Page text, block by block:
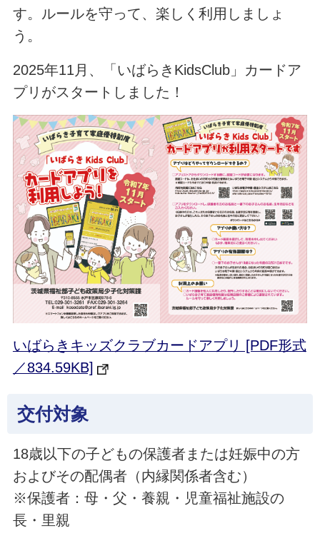
す。ルールを守って、楽しく利用しましょ
う。
2025年11月、「いばらきKidsClub」カードア
プリがスタートしました！
いばらきキッズクラブカードアプリ [PDF形式
／834.59KB]
交付対象
18歳以下の子どもの保護者または妊娠中の方
およびその配偶者（内縁関係者含む）
※保護者：母・父・養親・児童福祉施設の
長・里親